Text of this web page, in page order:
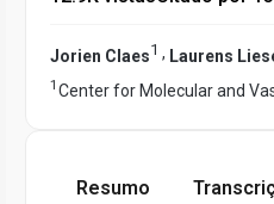
Jorien Claes1 , Laurens
1 Center for Molecular and
Resumo